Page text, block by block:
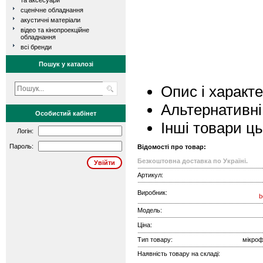
сценічне обладнання
акустичні матеріали
відео та кінопроекційне
обладнання
всі бренди
Пошук у каталозі
Особистий кабінет
Логін:
Пароль:
Опис і
Інші товари
Відомості про товар:
Безкоштовна доставка по Україні.
Артикул:
Виробник:
Модель:
Ціна:
Тип товару:
Наявність товару на складі: